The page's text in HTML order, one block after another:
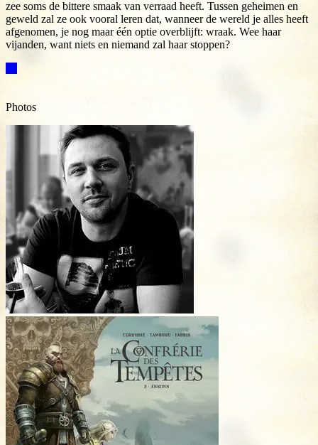
zee soms de bittere smaak van verraad heeft. Tussen geheimen en
geweld zal ze ook vooral leren dat, wanneer de wereld je alles heeft
afgenomen, je nog maar één optie overblijft: wraak. Wee haar
vijanden, want niets en niemand zal haar stoppen?
Photos